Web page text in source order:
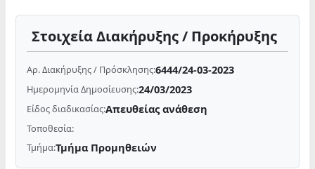
Στοιχεία Διακήρυξης / Προκήρυξης
Αρ. Διακήρυξης / Πρόσκλησης:6444/24-03-2023
Ημερομηνία Δημοσίευσης:24/03/2023
Είδος διαδικασίας:Απευθείας ανάθεση
Τοποθεσία:
Τμήμα:Τμήμα Προμηθειών